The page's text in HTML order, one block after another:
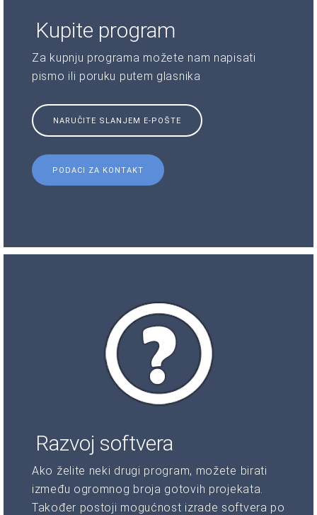
Kupite program
Za kupnju programa možete nam napisati
pismo ili poruku putem glasnika
NARUČITE SLANJEM E-POŠTE
PODACI ZA KONTAKT
Razvoj softvera
Ako želite neki drugi program, možete birati
između ogromnog broja gotovih projekata.
Također postoji mogućnost izrade softvera po